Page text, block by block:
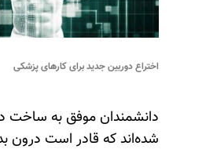
اختراع دوربین جدید برای کارهای پزشکی
دانشمندان موفق به ساخت
شده‌اند که قادر است درون